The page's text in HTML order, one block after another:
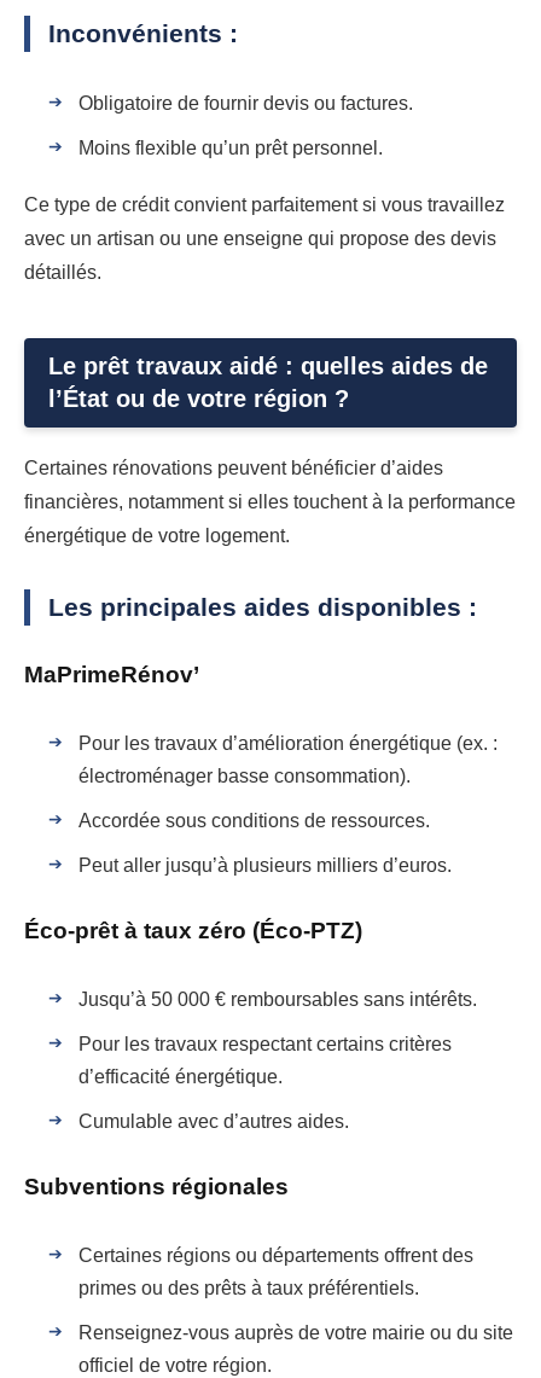
Inconvénients :
Obligatoire de fournir devis ou factures.
Moins flexible qu’un prêt personnel.
Ce type de crédit convient parfaitement si vous travaillez
avec un artisan ou une enseigne qui propose des devis
détaillés.
Le prêt travaux aidé : quelles aides de
l’État ou de votre région ?
Certaines rénovations peuvent bénéficier d’aides
financières, notamment si elles touchent à la performance
énergétique de votre logement.
Les principales aides disponibles :
MaPrimeRénov’
Pour les travaux d’amélioration énergétique (ex. :
électroménager basse consommation).
Accordée sous conditions de ressources.
Peut aller jusqu’à plusieurs milliers d’euros.
Éco-prêt à taux zéro (Éco-PTZ)
Jusqu’à 50 000 € remboursables sans intérêts.
Pour les travaux respectant certains critères
d’efficacité énergétique.
Cumulable avec d’autres aides.
Subventions régionales
Certaines régions ou départements offrent des
primes ou des prêts à taux préférentiels.
Renseignez-vous auprès de votre mairie ou du site
officiel de votre région.